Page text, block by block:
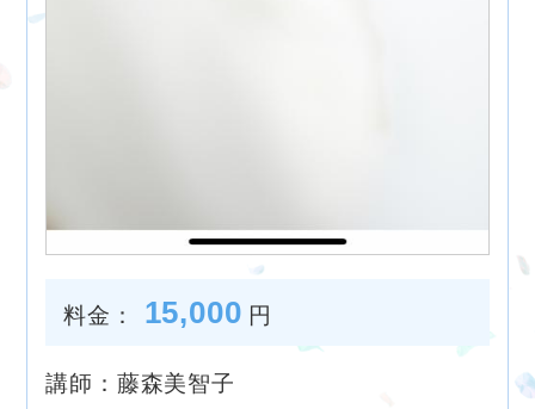
料金： 15,000 円
講師：藤森美智子